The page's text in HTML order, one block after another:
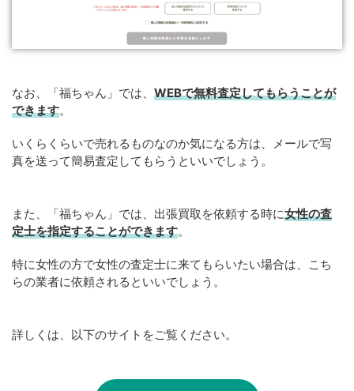
なお、「福ちゃん」では、 WEBで無料査定してもらうことが
できます。
いくらくらいで売れるものなのか気になる方は、メールで写
真を送って簡易査定してもらうといいでしょう。
また、「福ちゃん」では、出張買取を依頼する時に女性の査
定士を指定することができます。
特に女性の方で女性の査定士に来てもらいたい場合は、こち
らの業者に依頼されるといいでしょう。
詳しくは、以下のサイトをご覧ください。